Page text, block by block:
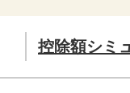
控除額シミ